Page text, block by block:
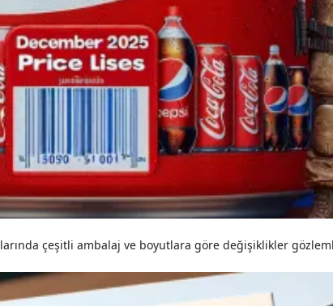
çeşitli ambalaj ve boyutlara göre değişiklikler